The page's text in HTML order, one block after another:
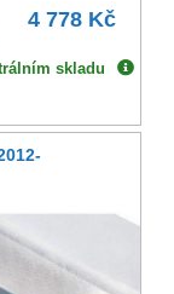
4 778 Kč
skladu